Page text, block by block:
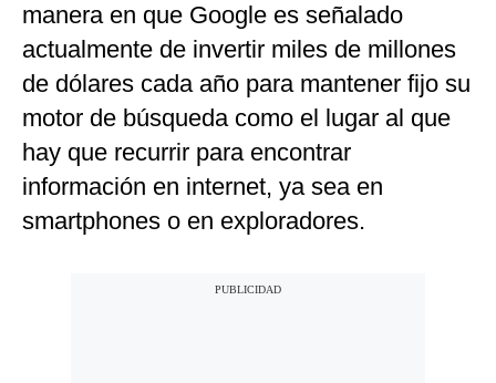
manera en que Google es señalado
actualmente de invertir miles de millones
de dólares cada año para mantener fijo su
motor de búsqueda como el lugar al que
hay que recurrir para encontrar
información en internet, ya sea en
smartphones o en exploradores.